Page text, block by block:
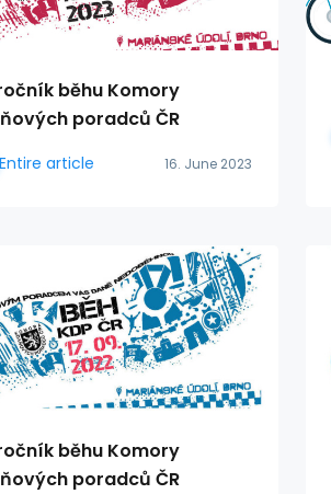
běhu Komory
poradců ČR
16. June 2023
Entire article
běhu Komory
poradců ČR